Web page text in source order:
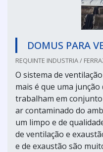
DOMUS PARA
REQUINTE INDUSTRIA /
O sistema de
mais é que uma
trabalham em
ar contaminado do
um limpo e de
de ventilação e
e de exaustão são